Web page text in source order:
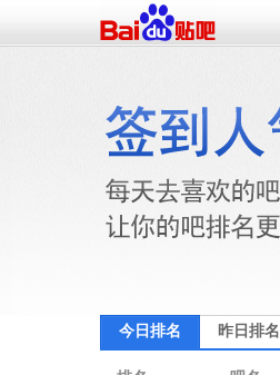
今日排名 昨日排名